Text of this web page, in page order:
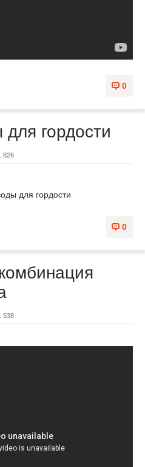
0
гордости
826
0
538